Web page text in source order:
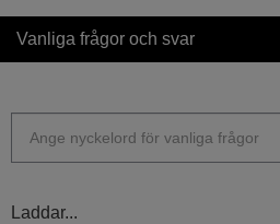
Vanliga frågor och svar
Laddar...